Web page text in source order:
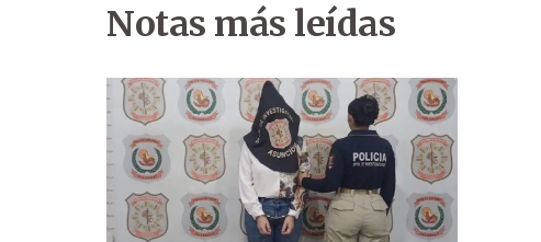
Notas más leídas